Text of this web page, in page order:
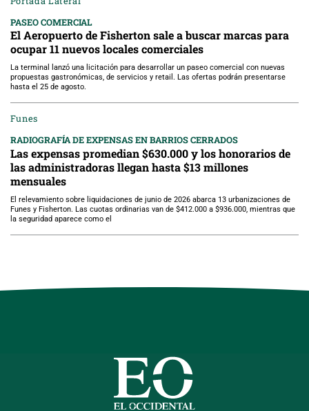
PASEO COMERCIAL
El Aeropuerto de Fisherton sale a buscar marcas para
ocupar 11 nuevos locales comerciales
La terminal lanzó una licitación para desarrollar un paseo comercial con nuevas
propuestas gastronómicas, de servicios y retail. Las ofertas podrán presentarse
hasta el 25 de agosto.
Funes
RADIOGRAFÍA DE EXPENSAS EN BARRIOS CERRADOS
Las expensas promedian $630.000 y los honorarios de
las administradoras llegan hasta $13 millones
mensuales
El relevamiento sobre liquidaciones de junio de 2026 abarca 13 urbanizaciones de
Funes y Fisherton. Las cuotas ordinarias van de $412.000 a $936.000, mientras que
la seguridad aparece como el